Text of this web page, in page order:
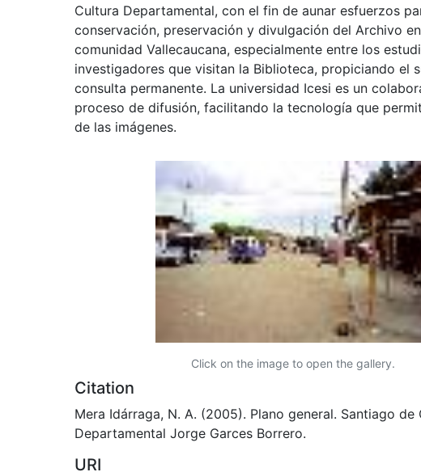
Cultura Departamental, con el fin de aunar esfuerzos
conservación, preservación y divulgación del Archivo
comunidad Vallecaucana, especialmente entre los
investigadores que visitan la Biblioteca, propiciando el
consulta permanente. La universidad Icesi es un
proceso de difusión, facilitando la tecnología que
de las imágenes.
Click on the image to open the gallery.
Citation
Mera Idárraga, N. A. (2005). Plano general. Santiago de
Departamental Jorge Garces Borrero.
URI